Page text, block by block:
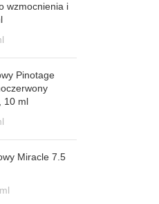
wzmocnienia i
Pinotage
10 ml
Miracle 7.5